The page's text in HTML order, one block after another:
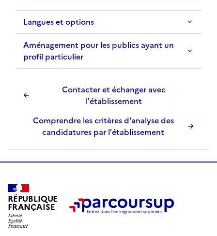
Langues et options
Aménagement pour les publics ayant un
profil particulier
Contacter et échanger avec
l'établissement
Comprendre les critères d'analyse des
candidatures par l'établissement
RÉPUBLIQUE
FRANÇAISE